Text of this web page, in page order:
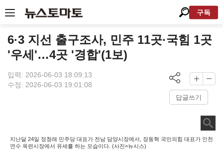
구독
6·3 지선 출구조사, 민주 11곳·국힘 1곳
'우세'…4곳 '경합'(1보)
입력: 2026-06-03 18:09:13
수정: 2026-06-03 19:01:08
답글쓰기
지난달 24일 정청래 민주당 대표가 전남 담양시장에서, 장동혁 국민의힘 대표가 인천
연수 옥련시장에서 유세를 하는 모습이다. (사진=뉴시스)